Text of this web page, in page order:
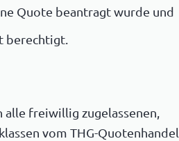
Quote beantragt wurde und
berechtigt.
alle freiwillig zugelassenen,
vom THG-Quotenhandel